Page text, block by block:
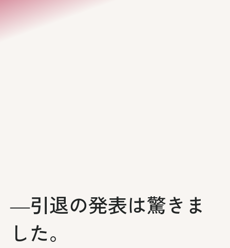
―引退の発表は驚きま
した。